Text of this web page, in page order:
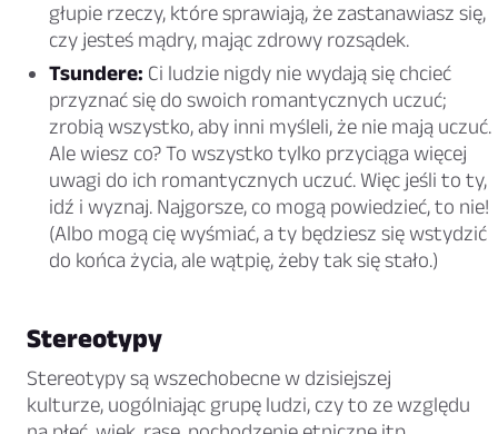
głupie rzeczy, które sprawiają, że zastanawiasz się,
czy jesteś mądry, mając zdrowy rozsądek.
Tsundere: Ci ludzie nigdy nie wydają się chcieć
przyznać się do swoich romantycznych uczuć;
zrobią wszystko, aby inni myśleli, że nie mają uczuć.
Ale wiesz co? To wszystko tylko przyciąga więcej
uwagi do ich romantycznych uczuć. Więc jeśli to ty,
idź i wyznaj. Najgorsze, co mogą powiedzieć, to nie!
(Albo mogą cię wyśmiać, a ty będziesz się wstydzić
do końca życia, ale wątpię, żeby tak się stało.)
Stereotypy
Stereotypy są wszechobecne w dzisiejszej
kulturze, uogólniając grupę ludzi, czy to ze względu